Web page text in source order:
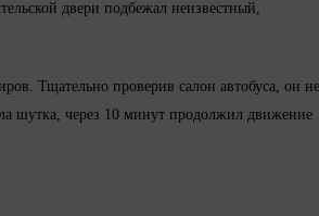
двери подбежал неизвестный,
Тщательно проверив салон автобуса, он не
шутка, через 10 минут продолжил движение